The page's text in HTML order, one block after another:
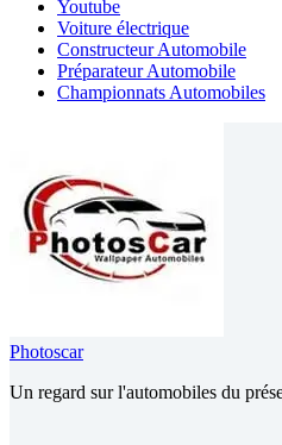
Youtube
Voiture électrique
Constructeur Automobile
Préparateur Automobile
Championnats Automobiles
Photoscar
Un regard sur l'automobiles du